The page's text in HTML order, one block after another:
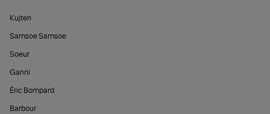
Kujten
Samsoe Samsoe
Soeur
Ganni
Éric Bompard
Barbour